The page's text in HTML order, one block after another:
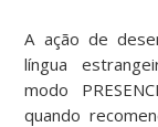
A ação de
língua
modo
quando